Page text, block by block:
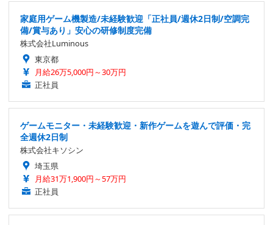
家庭用ゲーム機製造/未経験歓迎「正社員/週休2日制/空調完
備/賞与あり」安心の研修制度完備
株式会社Luminous
東京都
月給26万5,000円～30万円
正社員
ゲームモニター・未経験歓迎・新作ゲームを遊んで評価・完
全週休2日制
株式会社キソシン
埼玉県
月給31万1,900円～57万円
正社員